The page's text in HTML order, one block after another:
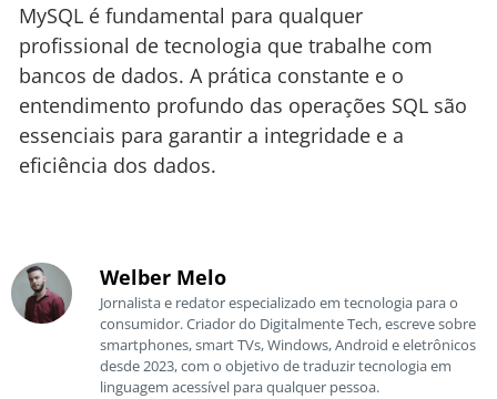
MySQL é fundamental para qualquer
profissional de tecnologia que trabalhe com
bancos de dados. A prática constante e o
entendimento profundo das operações SQL são
essenciais para garantir a integridade e a
eficiência dos dados.
Welber Melo
Jornalista e redator especializado em tecnologia para o
consumidor. Criador do Digitalmente Tech, escreve sobre
smartphones, smart TVs, Windows, Android e eletrônicos
desde 2023, com o objetivo de traduzir tecnologia em
linguagem acessível para qualquer pessoa.